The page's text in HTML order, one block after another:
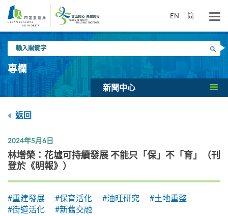
要
EN 简
入
關
鍵
搜尋
專欄
新聞中心
返回
2024年5月6日
林增榮：花墟可持續發展 不能只「保」不「育」（刊
登於《明報》）
#重建發展 #保育活化 #油旺研究
#土地重整
#街道活化
#新舊交融